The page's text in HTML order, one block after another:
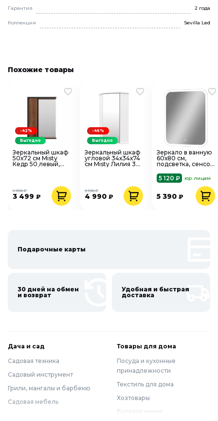
Гарантия 2 года
Коллекция Sevilla Led
Похожие товары
Зеркальный шкаф
50х72 см Misty
Кедр 50 левый,
3 499 ₽
5 990 ₽
-42%
Выгодно
Зеркальный шкаф
угловой 34х34х74
см Misty Лилия 34
4 990 ₽
9 190 ₽
-46%
Выгодно
Зеркало в ванную
60х80 см,
подсветка, сенсор
5 120 ₽
юр. лицам
5 390 ₽
Подарочные карты
30 дней на обмен
и возврат
Удобная и быстрая
доставка
Дача и сад
Садовая техника
Садовый инструмент
Грили, мангалы и барбекю
Садовая мебель
Товары для дома
Посуда и кухонные
принадлежности
Текстиль для дома
Хозтовары
Бытовая химия